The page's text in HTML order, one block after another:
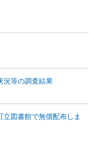
況等の調査結果
図書館で無償配布しま